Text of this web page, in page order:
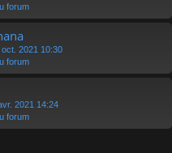
forum
oct. 2021 10:30
forum
2021 14:24
forum